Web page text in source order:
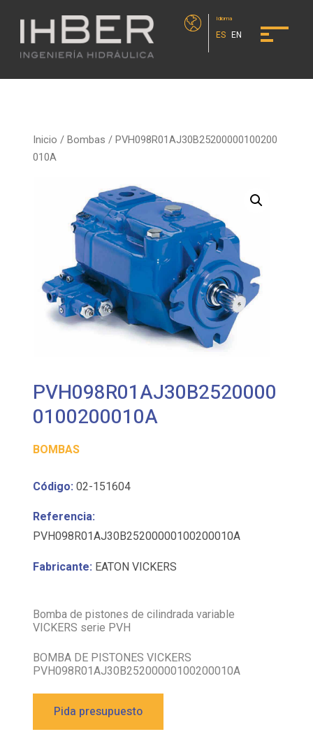
Idioma
ES EN
Inicio /Bombas / PVH098R01AJ30B25200000100200
010A
PVH098R01AJ30B2520000
0100200010A
BOMBAS
Código: 02-151604
Referencia:
PVH098R01AJ30B25200000100200010A
Fabricante: EATON VICKERS
Bomba de pistones de cilindrada variable
VICKERS serie PVH
BOMBA DE PISTONES VICKERS
PVH098R01AJ30B25200000100200010A
Pida presupuesto